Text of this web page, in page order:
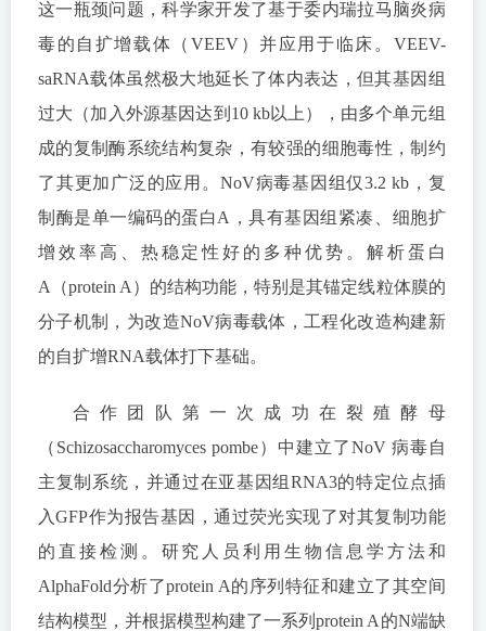
这一瓶颈问题，科学家开发了基于委内瑞拉马脑炎病
毒的自扩增载体（VEEV）并应用于临床。VEEV-
saRNA载体虽然极大地延长了体内表达，但其基因组
过大（加入外源基因达到10 kb以上），由多个单元组
成的复制酶系统结构复杂，有较强的细胞毒性，制约
了其更加广泛的应用。NoV病毒基因组仅3.2 kb，复
制酶是单一编码的蛋白A，具有基因组紧凑、细胞扩
增效率高、热稳定性好的多种优势。解析蛋白
A（protein A）的结构功能，特别是其锚定线粒体膜的
分子机制，为改造NoV病毒载体，工程化改造构建新
的自扩增RNA载体打下基础。
合作团队第一次成功在裂殖酵母
（Schizosaccharomyces pombe）中建立了NoV 病毒自
主复制系统，并通过在亚基因组RNA3的特定位点插
入GFP作为报告基因，通过荧光实现了对其复制功能
的直接检测。研究人员利用生物信息学方法和
AlphaFold分析了protein A的序列特征和建立了其空间
结构模型，并根据模型构建了一系列protein A的N端缺